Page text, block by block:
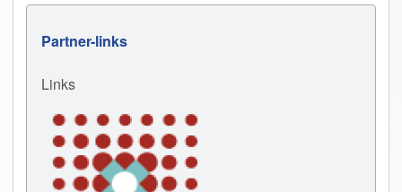
Partner-links
Links